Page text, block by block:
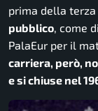
prima della terza
pubblico, come
PalaEur per il
carriera, però,
e si chiuse nel